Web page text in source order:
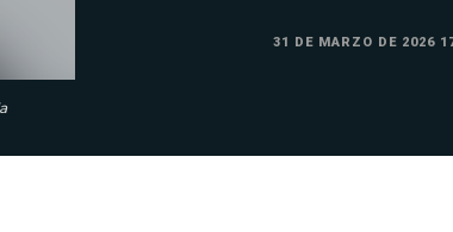
31 DE MARZO DE 2026